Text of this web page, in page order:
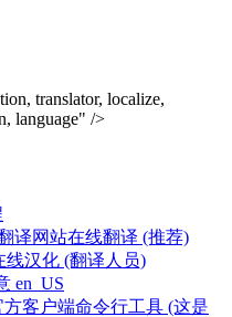
translator, localize,
language" />
译网站在线翻译 (推荐)
线汉化 (翻译人员)
en_US
客户端命令行工具 (这是